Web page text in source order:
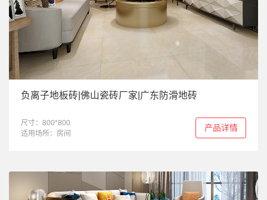
负离子地板砖|佛山瓷砖厂家|广东防滑地砖
尺寸：800*800
适用场所：房间
产品详情